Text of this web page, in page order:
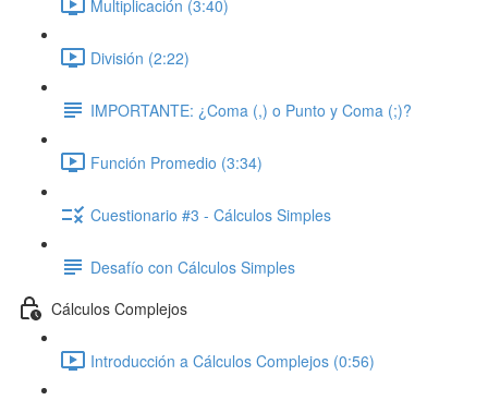
Multiplicación (3:40)
División (2:22)
IMPORTANTE: ¿Coma (,) o Punto y Coma (;)?
Función Promedio (3:34)
Cuestionario #3 - Cálculos Simples
Desafío con Cálculos Simples
Cálculos Complejos
Introducción a Cálculos Complejos (0:56)